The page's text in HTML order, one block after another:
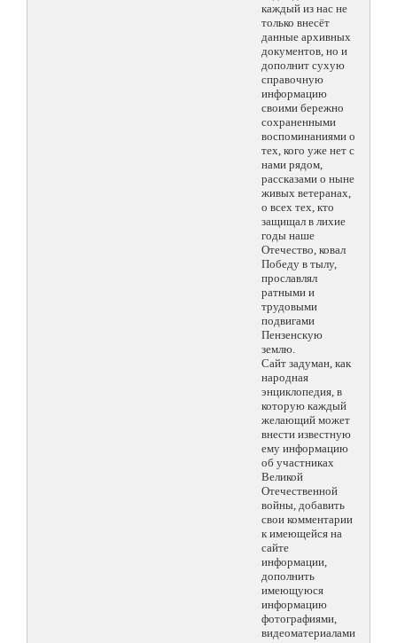
каждый из нас не
только внесёт
данные архивных
документов, но и
дополнит сухую
справочную
информацию
своими бережно
сохраненными
воспоминаниями о
тех, кого уже нет с
нами рядом,
рассказами о ныне
живых ветеранах,
о всех тех, кто
защищал в лихие
годы наше
Отечество, ковал
Победу в тылу,
прославлял
ратными и
трудовыми
подвигами
Пензенскую
землю.
Сайт задуман, как
народная
энциклопедия, в
которую каждый
желающий может
внести известную
ему информацию
об участниках
Великой
Отечественной
войны, добавить
свои комментарии
к имеющейся на
сайте
информации,
дополнить
имеющуюся
информацию
фотографиями,
видеоматериалами